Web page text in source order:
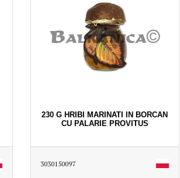
230 G HRIBI MARINATI IN BORCAN
CU PALARIE PROVITUS
3030150097